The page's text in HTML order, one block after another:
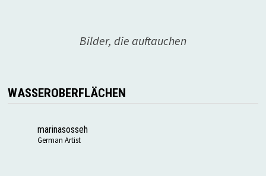
Bilder, die auftauchen
WASSEROBERFLÄCHEN
marinasosseh
German Artist